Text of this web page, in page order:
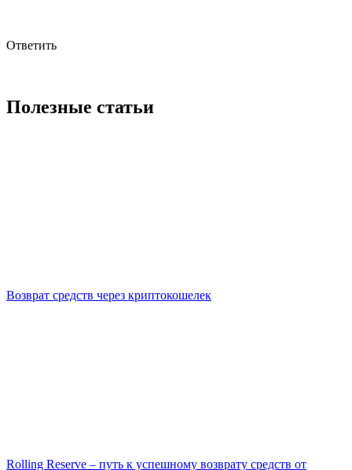
Ответить
Полезные статьи
Возврат средств через криптокошелек
Rolling Reserve – путь к успешному возврату средств от